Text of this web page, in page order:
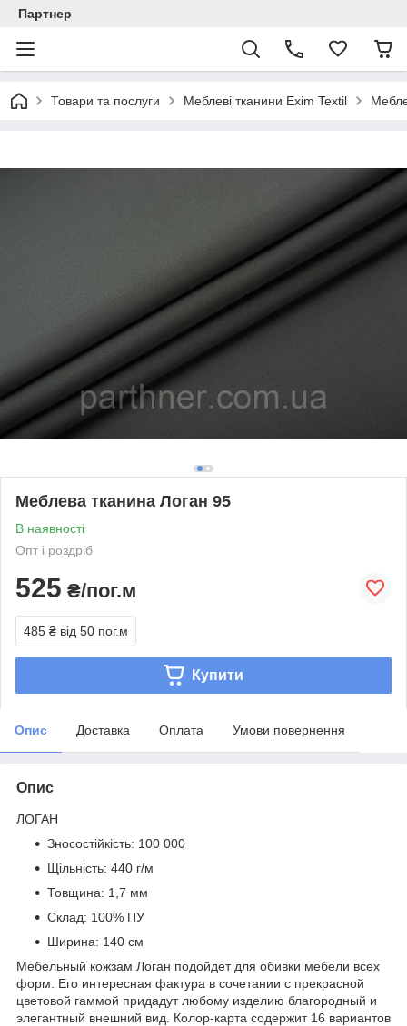
Партнер
Товари та послуги Меблеві тканини Exim Textil
Меблева тканина Логан 95
В наявності
Опт і роздріб
525 ₴/пог.м
485 ₴ від 50 пог.м
Купити
Опис Доставка Оплата Умови повернення
Опис
ЛОГАН
Зносостійкість: 100 000
Щільність: 440 г/м
Товщина: 1,7 мм
Склад: 100% ПУ
Ширина: 140 см
Мебельный кожзам Логан подойдет для обивки мебели всех
форм. Его интересная фактура в сочетании с прекрасной
цветовой гаммой придадут любому изделию благородный и
элегантный внешний вид. Колор-карта содержит 16 вариантов